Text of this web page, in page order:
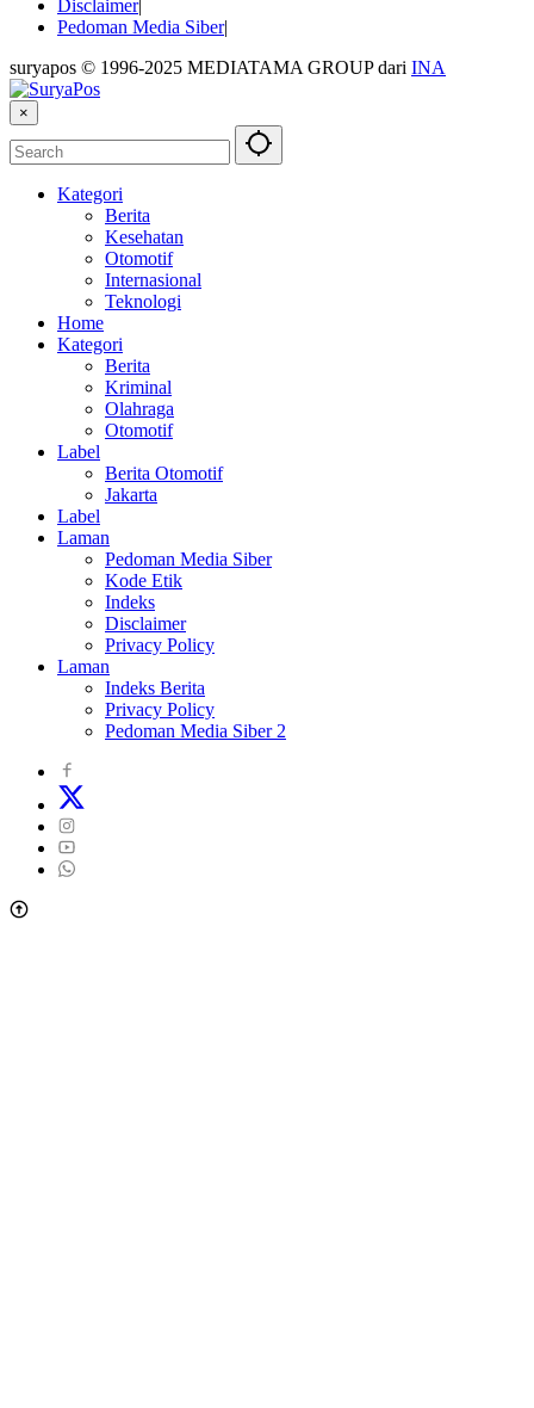
Disclaimer
Pedoman Media Siber
suryapos © 1996-2025 MEDIATAMA GROUP dari INA
×
Kategori
Berita
Kesehatan
Otomotif
Internasional
Teknologi
Home
Kategori
Berita
Kriminal
Olahraga
Otomotif
Label
Berita Otomotif
Jakarta
Label
Laman
Pedoman Media Siber
Kode Etik
Indeks
Disclaimer
Privacy Policy
Laman
Indeks Berita
Privacy Policy
Pedoman Media Siber 2